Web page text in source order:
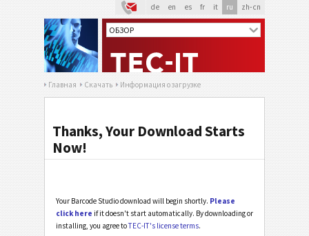
de en es fr it ru zh-cn
Главная Скачать Информация о загрузке
Thanks, Your Download Starts
Now!
Your Barcode Studio download will begin shortly. Please
click here if it doesn't start automatically. By downloading or
installing, you agree toTEC-IT's license terms.